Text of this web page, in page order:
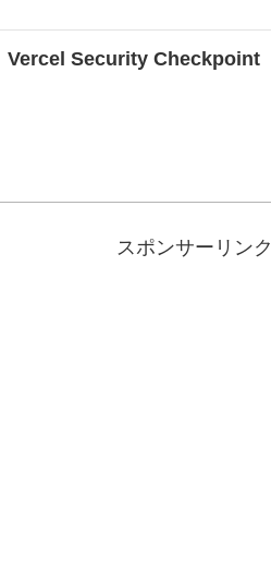
Vercel Security Checkpoint
スポンサーリンク